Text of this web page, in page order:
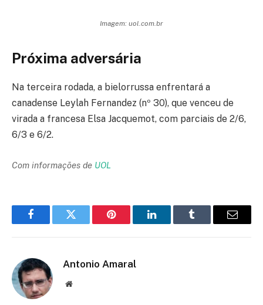
Imagem: uol.com.br
Próxima adversária
Na terceira rodada, a bielorrussa enfrentará a
canadense Leylah Fernandez (nº 30), que venceu de
virada a francesa Elsa Jacquemot, com parciais de 2/6,
6/3 e 6/2.
Com informações de UOL
FacebookTwitter Pinterest LinkedInTumblr Email
Antonio Amaral
Website